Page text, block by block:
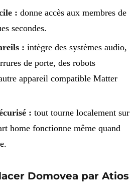
: donne accès aux membres de
secondes.
: intègre des systèmes audio,
de porte, des robots
appareil compatible Matter
:tout tourne localement sur
home fonctionne même quand
Domovea par Atios